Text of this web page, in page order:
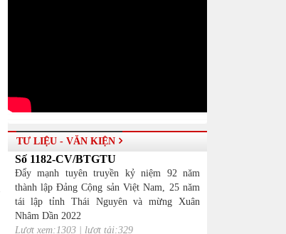
TƯ LIỆU - VĂN KIỆN
Số 1182-CV/BTGTU
Đẩy mạnh tuyên truyền kỷ niệm 92 năm
thành lập Đảng Cộng sản Việt Nam, 25 năm
tái lập tỉnh Thái Nguyên và mừng Xuân
Nhâm Dần 2022
Lượt xem:1303 | lượt tải:329